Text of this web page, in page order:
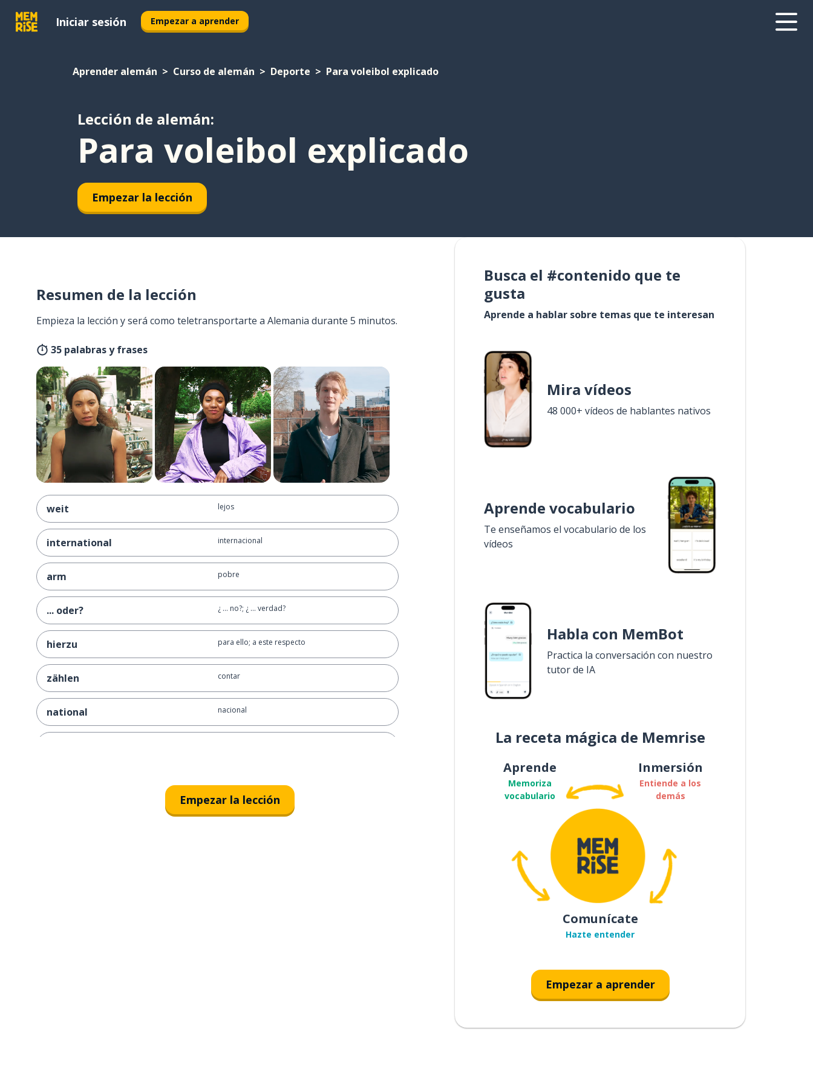
Iniciar sesión Empezar a aprender
Aprender alemán Curso de alemán Deporte Para voleibol explicado
Lección de alemán:
Para voleibol explicado
Empezar la lección
Resumen de la lección
Empieza la lección y será como teletransportarte a Alemania durante 5 minutos.
35 palabras y frases
weit lejos
international internacional
arm pobre
... oder? ¿ ... no?; ¿ ... verdad?
hierzu para ello; a este respecto
zählen contar
national nacional
Empezar la lección
Busca el #contenido que te
gusta
Aprende a hablar sobre temas que te interesan
Mira vídeos
48 000+ vídeos de hablantes nativos
Aprende vocabulario
Te enseñamos el vocabulario de los
vídeos
Habla con MemBot
Practica la conversación con nuestro
tutor de IA
La receta mágica de Memrise
Aprende
Memoriza
vocabulario
Inmersión
Entiende a los
demás
Comunícate
Hazte entender
Empezar a aprender